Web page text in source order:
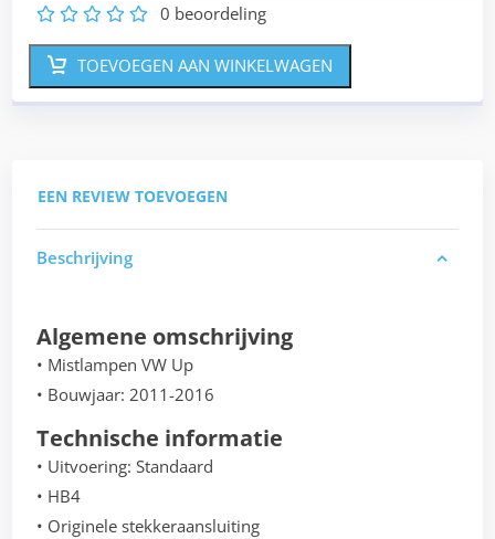
5
4
3
2 0 beoordeling
TOEVOEGEN AAN WINKELWAGEN
EEN REVIEW TOEVOEGEN
Beschrijving
Algemene omschrijving
• Mistlampen VW Up
• Bouwjaar: 2011-2016
Technische informatie
• Uitvoering: Standaard
• HB4
• Originele stekkeraansluiting